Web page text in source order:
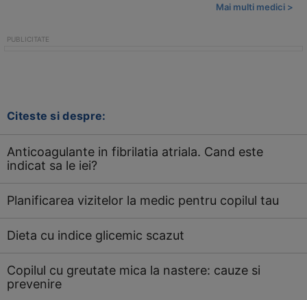
Mai multi medici >
Citeste si despre:
Anticoagulante in fibrilatia atriala. Cand este
indicat sa le iei?
Planificarea vizitelor la medic pentru copilul tau
Dieta cu indice glicemic scazut
Copilul cu greutate mica la nastere: cauze si
prevenire